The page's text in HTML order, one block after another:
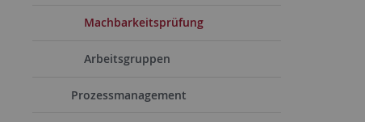
Machbarkeitsprüfung
Arbeitsgruppen
Prozessmanagement